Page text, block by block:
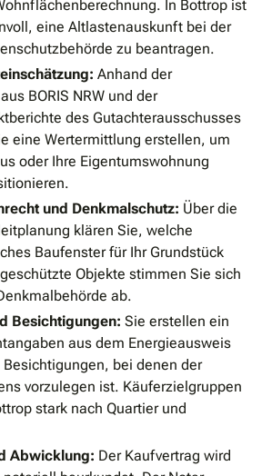
In Bottrop ist
eine Altlastenauskunft bei der
zu beantragen.
Anhand der
BORIS NRW und der
des Gutachterausschusses
eine Wertermittlung erstellen, um
oder Ihre Eigentumswohnung
und Denkmalschutz: Über die
klären Sie, welche
Baufenster für Ihr Grundstück
Objekte stimmen Sie sich
ab.
Besichtigungen: Sie erstellen ein
aus dem Energieausweis
bei denen der
vorzulegen ist. Käuferzielgruppen
stark nach Quartier und
Abwicklung: Der Kaufvertrag wird